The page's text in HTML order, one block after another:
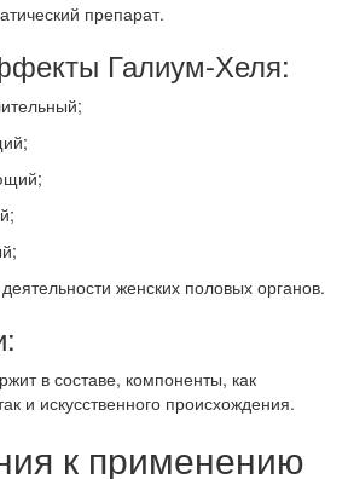
препарат.
Галиум-Хеля:
женских половых органов.
в составе, компоненты, как
и искусственного происхождения.
к применению